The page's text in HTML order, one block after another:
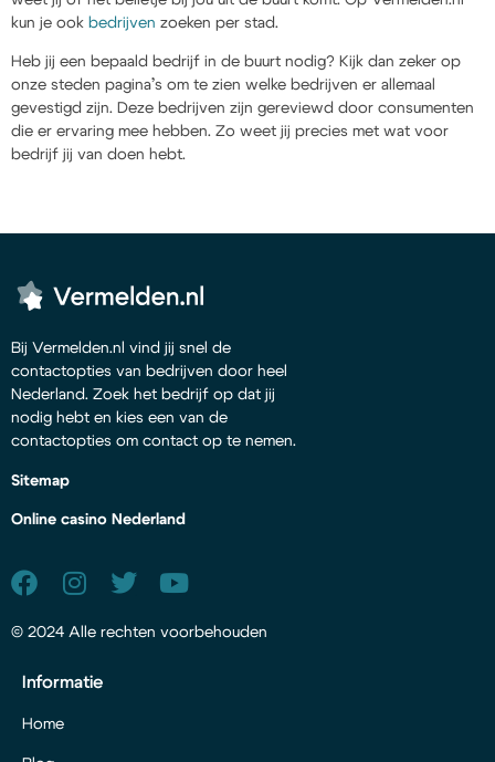
kun je ook bedrijven zoeken per stad.
Heb jij een bepaald bedrijf in de buurt nodig? Kijk dan zeker op
onze steden pagina’s om te zien welke bedrijven er allemaal
gevestigd zijn. Deze bedrijven zijn gereviewd door consumenten
die er ervaring mee hebben. Zo weet jij precies met wat voor
bedrijf jij van doen hebt.
Bij Vermelden.nl vind jij snel de
contactopties van bedrijven door heel
Nederland. Zoek het bedrijf op dat jij
nodig hebt en kies een van de
contactopties om contact op te nemen.
Sitemap
Online casino Nederland
© 2024 Alle rechten voorbehouden
Informatie
Home